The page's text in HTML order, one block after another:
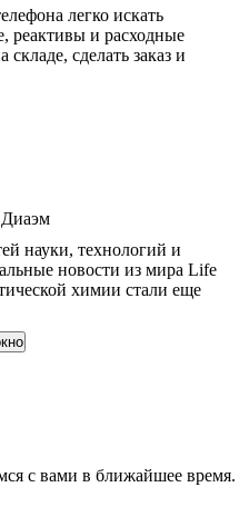
легко искать
реактивы и расходные
сделать заказ и
Диаэм
науки, технологий и
новости из мира Life
химии стали еще
с вами в ближайшее время.